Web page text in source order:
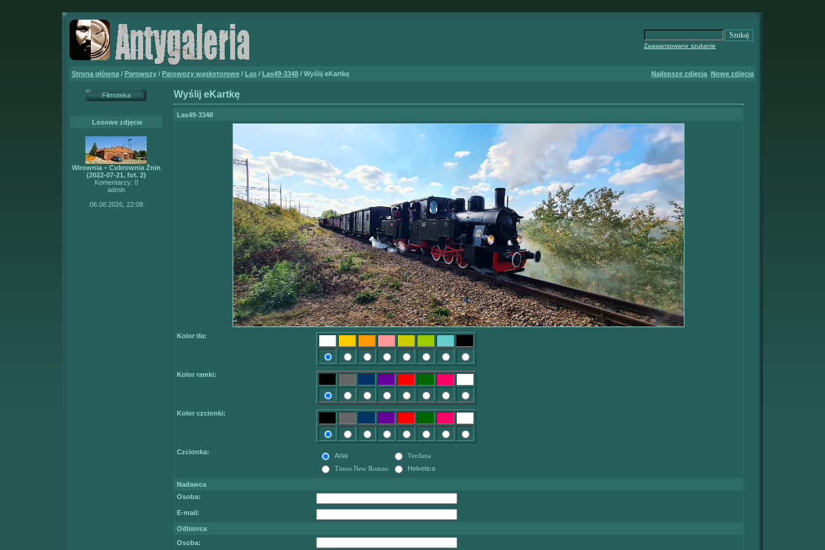
Zaawansowane szukanie
Strona główna / Parowozy / Parowozy wąskotorowe / Las / Las49-3348 / Wyślij eKartkę Najlepsze zdjęcia Nowe zdjęcia
Filmoteka
Losowe zdjęcie
Wirownia – Cukrownia Żnin
(2022-07-21, fot. 2)
Komentarzy: 0
admin
06.08.2026, 22:08
Wyślij eKartkę
Las49-3348
Kolor tła:
Kolor ramki:
Kolor czcionki:
Czcionka: Arial
Verdana
Times New Roman
Helvetica
Nadawca
Osoba:
E-mail:
Odbiorca
Osoba: